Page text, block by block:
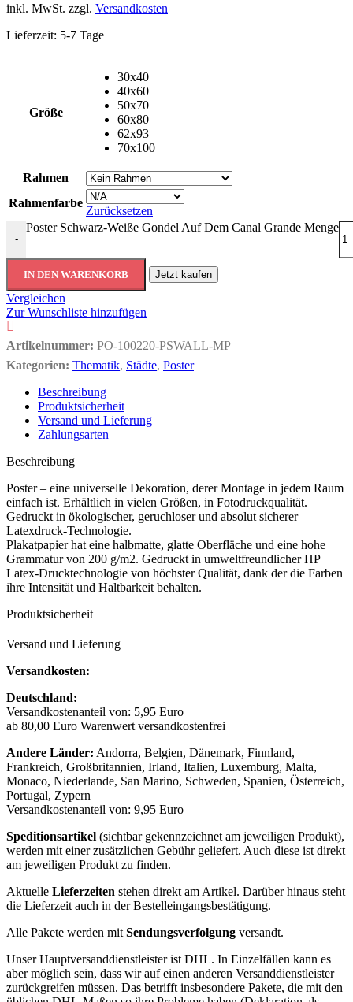
inkl. MwSt. zzgl. Versandkosten
Lieferzeit: 5-7 Tage
Größe
30x40
40x60
50x70
60x80
62x93
70x100
Rahmen
Rahmenfarbe
Zurücksetzen
-
Poster Schwarz-Weiße Gondel Auf Dem Canal Grande Menge
IN DEN WARENKORB Jetzt kaufen
Vergleichen
Zur Wunschliste hinzufügen
Artikelnummer: PO-100220-PSWALL-MP
Kategorien: Thematik, Städte, Poster
Beschreibung
Produktsicherheit
Versand und Lieferung
Zahlungsarten
Beschreibung
Poster – eine universelle Dekoration, derer Montage in jedem Raum
einfach ist. Erhältlich in vielen Größen, in Fotodruckqualität.
Gedruckt in ökologischer, geruchloser und absolut sicherer
Latexdruck-Technologie.
Plakatpapier hat eine halbmatte, glatte Oberfläche und eine hohe
Grammatur von 200 g/m2. Gedruckt in umweltfreundlicher HP
Latex-Drucktechnologie von höchster Qualität, dank der die Farben
ihre Intensität und Haltbarkeit behalten.
Produktsicherheit
Versand und Lieferung
Versandkosten:
Deutschland:
Versandkostenanteil von: 5,95 Euro
ab 80,00 Euro Warenwert versandkostenfrei
Andere Länder: Andorra, Belgien, Dänemark, Finnland,
Frankreich, Großbritannien, Irland, Italien, Luxemburg, Malta,
Monaco, Niederlande, San Marino, Schweden, Spanien, Österreich,
Portugal, Zypern
Versandkostenanteil von: 9,95 Euro
Speditionsartikel (sichtbar gekennzeichnet am jeweiligen Produkt),
werden mit einer zusätzlichen Gebühr geliefert. Auch diese ist direkt
am jeweiligen Produkt zu finden.
Aktuelle Lieferzeiten stehen direkt am Artikel. Darüber hinaus steht
die Lieferzeit auch in der Bestelleingangsbestätigung.
Alle Pakete werden mit Sendungsverfolgung versandt.
Unser Hauptversanddienstleister ist DHL. In Einzelfällen kann es
aber möglich sein, dass wir auf einen anderen Versanddienstleister
zurückgreifen müssen. Das betrifft insbesondere Pakete, die mit den